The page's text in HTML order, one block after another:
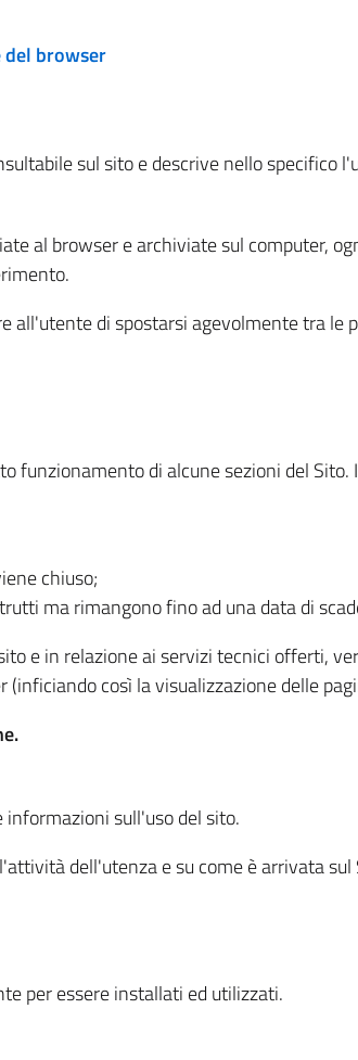
del browser
sul sito e descrive nello specifico
al browser e archiviate sul computer,
di spostarsi agevolmente tra le
funzionamento di alcune sezioni del
chiuso;
ma rimangono fino ad una data di
e in relazione ai servizi tecnici offerti,
così la visualizzazione delle
sull'uso del sito.
dell'utenza e su come è arrivata
per essere installati ed utilizzati.